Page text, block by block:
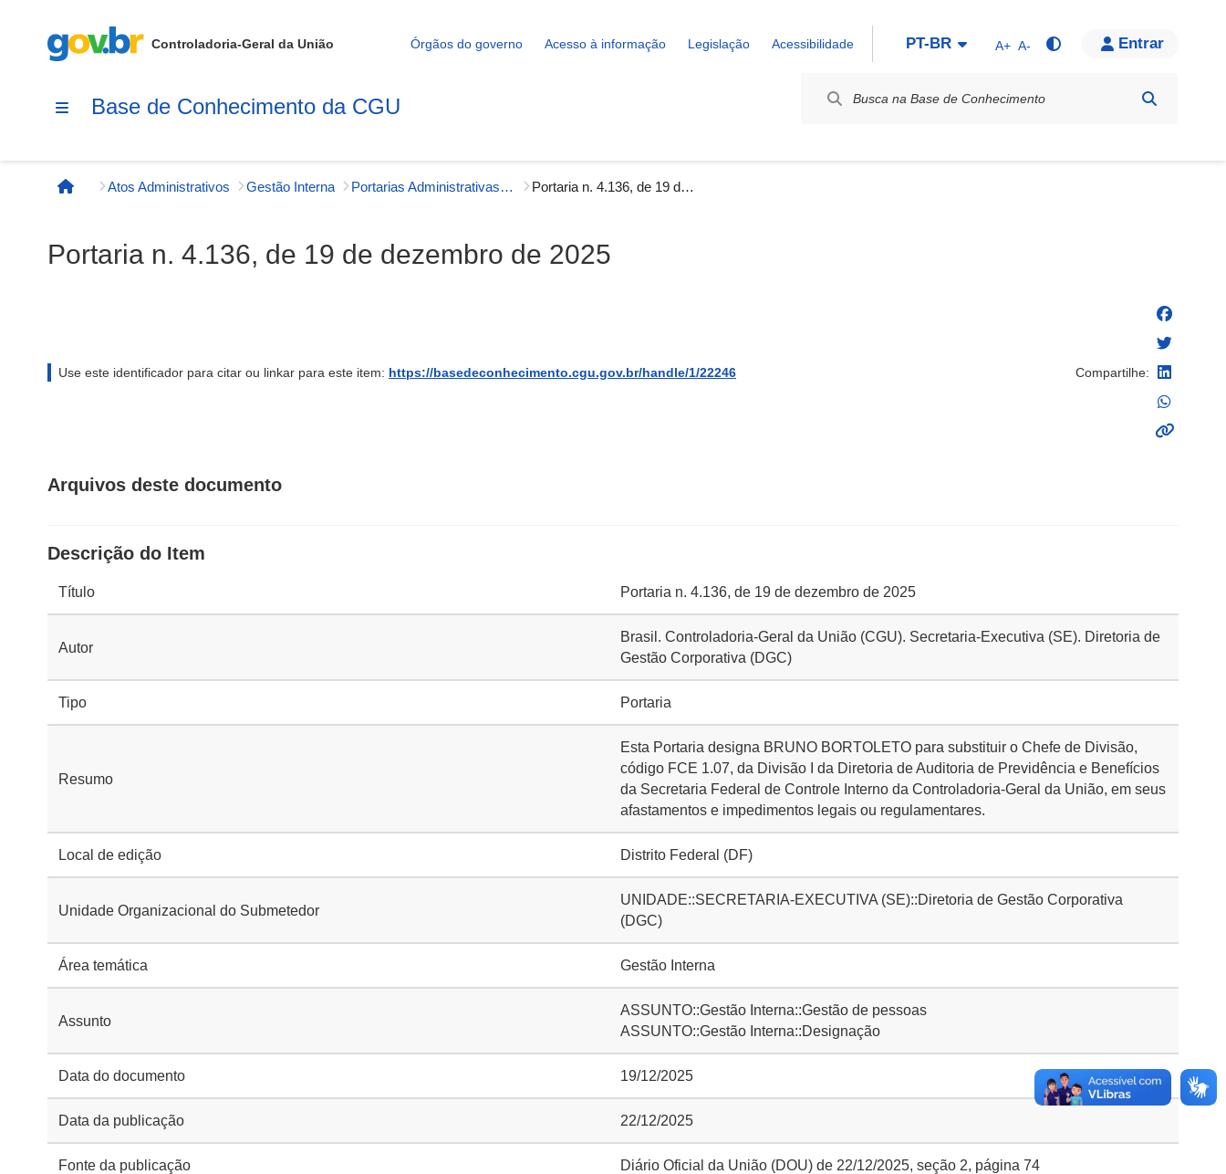
Controladoria-Geral da União Órgãos do governo Acesso à informação Legislação Acessibilidade PT-BR A+ A- Entrar
Base de Conhecimento da CGU
Página inicial
Atos Administrativos Gestão Interna Portarias Administrativas - Gestão Interna Portaria n. 4.136, de 19 de dezembro de 2025
Portaria n. 4.136, de 19 de dezembro de 2025
Use este identificador para citar ou linkar para este item: https://basedeconhecimento.cgu.gov.br/handle/1/22246 Compartilhe:
Arquivos deste documento
Descrição do Item
Título Portaria n. 4.136, de 19 de dezembro de 2025
Autor
Brasil. Controladoria-Geral da União (CGU). Secretaria-Executiva (SE). Diretoria de
Gestão Corporativa (DGC)
Tipo Portaria
Resumo
Esta Portaria designa BRUNO BORTOLETO para substituir o Chefe de Divisão,
código FCE 1.07, da Divisão I da Diretoria de Auditoria de Previdência e Benefícios
da Secretaria Federal de Controle Interno da Controladoria-Geral da União, em seus
afastamentos e impedimentos legais ou regulamentares.
Local de edição Distrito Federal (DF)
Unidade Organizacional do Submetedor
UNIDADE::SECRETARIA-EXECUTIVA (SE)::Diretoria de Gestão Corporativa
(DGC)
Área temática Gestão Interna
Assunto
ASSUNTO::Gestão Interna::Gestão de pessoas
ASSUNTO::Gestão Interna::Designação
Data do documento 19/12/2025
Data da publicação 22/12/2025
Fonte da publicação Diário Oficial da União (DOU) de 22/12/2025, seção 2, página 74